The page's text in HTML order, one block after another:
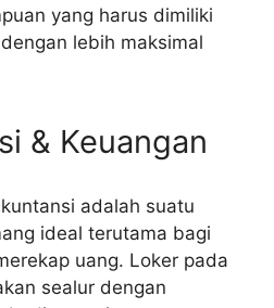
yang harus dimiliki
lebih maksimal
& Keuangan
adalah suatu
ideal terutama bagi
uang. Loker pada
sealur dengan